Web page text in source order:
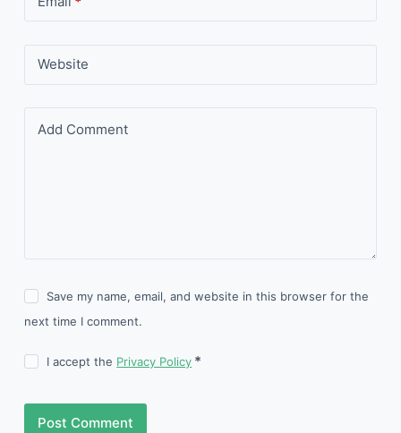
Website
Add Comment
Save my name, email, and website in this browser for the
next time I comment.
I accept the Privacy Policy
Post Comment